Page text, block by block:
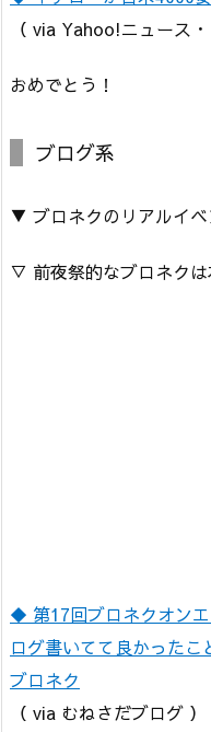
（ via Yahoo!ニュース
おめでとう！
ブログ系
▼ ブロネクのリアルイベ
▽ 前夜祭的なブロネクは
◆ 第17回ブロネクオン
ログ書いてて良かった
ブロネク
（ via むねさだブログ ）